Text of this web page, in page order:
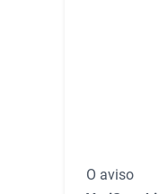
O aviso